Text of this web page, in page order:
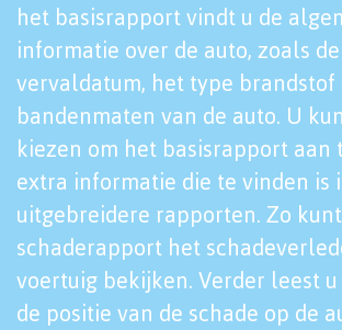
het basisrapport vindt u de
informatie over de auto, zoals de
vervaldatum, het type brandstof
bandenmaten van de auto. U
kiezen om het basisrapport aan
extra informatie die te vinden is
uitgebreidere rapporten. Zo
schaderapport het
voertuig bekijken. Verder leest
de positie van de schade op de